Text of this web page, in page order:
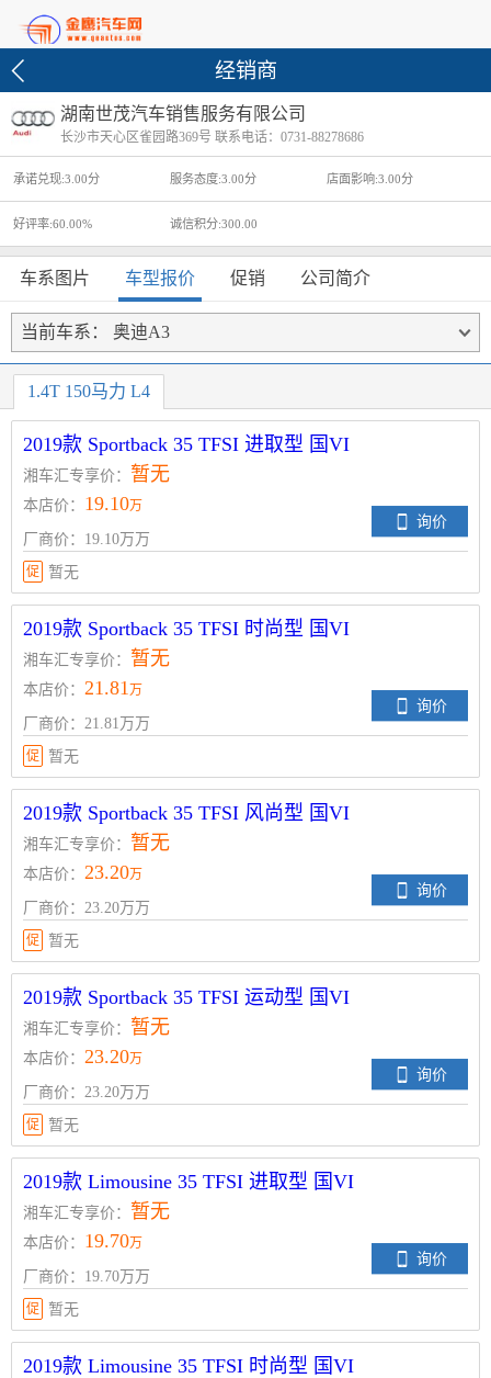
经销商
湖南世茂汽车销售服务有限公司
长沙市天心区雀园路369号 联系电话：0731-88278686
承诺兑现:3.00分 服务态度:3.00分 店面影响:3.00分
好评率:60.00% 诚信积分:300.00
车系图片 车型报价 促销 公司简介
当前车系： 奥迪A3
1.4T 150马力 L4
2019款 Sportback 35 TFSI 进取型 国VI
湘车汇专享价： 暂无
本店价： 19.10万
厂商价：19.10万万
询价
促 暂无
2019款 Sportback 35 TFSI 时尚型 国VI
湘车汇专享价： 暂无
本店价： 21.81万
厂商价：21.81万万
询价
促 暂无
2019款 Sportback 35 TFSI 风尚型 国VI
湘车汇专享价： 暂无
本店价： 23.20万
厂商价：23.20万万
询价
促 暂无
2019款 Sportback 35 TFSI 运动型 国VI
湘车汇专享价： 暂无
本店价： 23.20万
厂商价：23.20万万
询价
促 暂无
2019款 Limousine 35 TFSI 进取型 国VI
湘车汇专享价： 暂无
本店价： 19.70万
厂商价：19.70万万
询价
促 暂无
2019款 Limousine 35 TFSI 时尚型 国VI